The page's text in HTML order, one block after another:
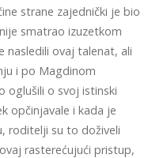
strane zajednički je bio
smatrao izuzetkom
nasledili ovaj talenat, ali
i po Magdinom
oglušili o svoj istinski
opčinjavale i kada je
roditelji su to doživeli
rasterećujući pristup,